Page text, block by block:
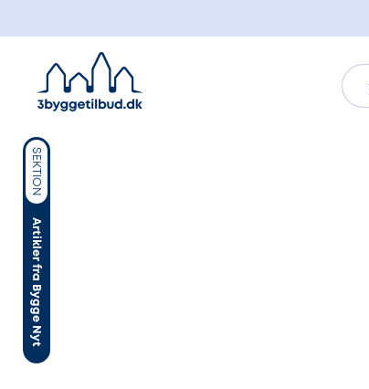
SEKTION
Artikler fra Bygge Nyt